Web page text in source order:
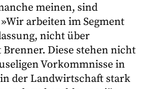
meinen, sind
arbeiten im Segment
nicht über
Diese stehen nicht
Vorkommnisse in
der Landwirtschaft stark